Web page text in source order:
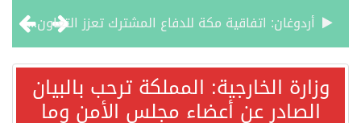
أردوغان: اتفاقية مكة للدفاع المشترك تعزز التعاون الأمني ولا تستهدف أي دولة
سمو وزير الخارجية : اتفاقية مكة تعكس الإرادة السياسية لحماية أمن المنطقة
وزارة الخارجية: المملكة ترحب بالبيان
الصادر عن أعضاء مجلس الأمن وما